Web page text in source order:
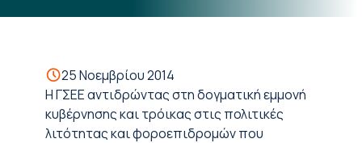
25 Νοεμβρίου 2014
H ΓΣΕΕ αντιδρώντας στη δογματική εμμονή
κυβέρνησης και τρόικας στις πολιτικές
λιτότητας και φοροεπιδρομών που